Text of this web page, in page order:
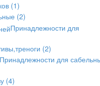
(1)
(2)
Принадлежности для
(2)
Принадлежности для
(4)